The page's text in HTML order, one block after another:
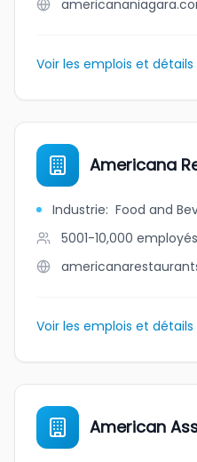
Voir les emplois et détails
Americana
Industrie: Food and
5001-10,000 employés
Voir les emplois et détails
American